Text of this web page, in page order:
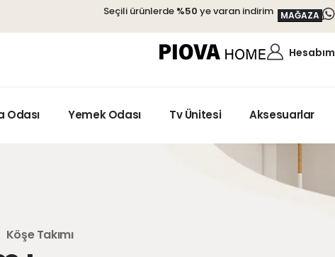
Seçili ürünlerde %50 ye varan indirim MAĞAZA
Hesabım
Odası Yemek Odası Tv Ünitesi Aksesuarlar
Köşe Takımı